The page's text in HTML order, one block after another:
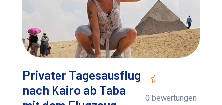
Privater Tagesausflug
nach Kairo ab Taba
0 bewertungen